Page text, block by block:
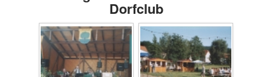
Dorfclub